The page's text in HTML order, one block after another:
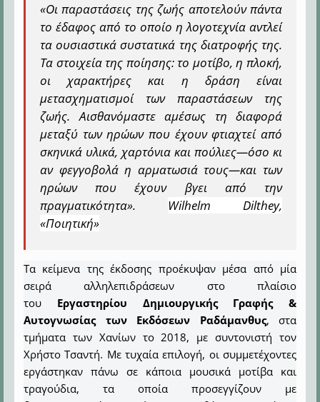
«Οι παραστάσεις της ζωής αποτελούν πάντα
το έδαφος από το οποίο η λογοτεχνία αντλεί
τα ουσιαστικά συστατικά της διατροφής της.
Τα στοιχεία της ποίησης: το μοτίβο, η πλοκή,
οι χαρακτήρες και η δράση είναι
μετασχηματισμοί των παραστάσεων της
ζωής. Αισθανόμαστε αμέσως τη διαφορά
μεταξύ των ηρώων που έχουν φτιαχτεί από
σκηνικά υλικά, χαρτόνια και πούλιες—όσο κι
αν φεγγοβολά η αρματωσιά τους—και των
ηρώων που έχουν βγει από την
πραγματικότητα». Wilhelm Dilthey,
«Ποιητική»
Τα κείμενα της έκδοσης προέκυψαν μέσα από μία
σειρά αλληλεπιδράσεων στο πλαίσιο
του Εργαστηρίου Δημιουργικής Γραφής &
Αυτογνωσίας των Εκδόσεων Ραδάμανθυς, στα
τμήματα των Χανίων το 2018, με συντονιστή τον
Χρήστο Τσαντή. Με τυχαία επιλογή, οι συμμετέχοντες
εργάστηκαν πάνω σε κάποια μουσικά μοτίβα και
τραγούδια, τα οποία προσεγγίζουν με